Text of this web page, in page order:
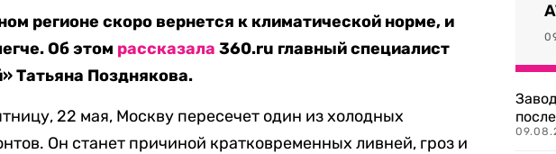
регионе скоро вернется к климатической норме, и
Об этом рассказала 360.ru главный специалист
Татьяна Позднякова.
22 мая, Москву пересечет один из холодных
Он станет причиной кратковременных ливней, гроз и